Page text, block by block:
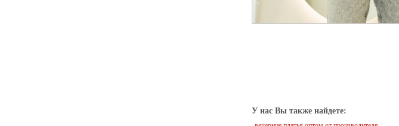
У нас Вы также найдете: